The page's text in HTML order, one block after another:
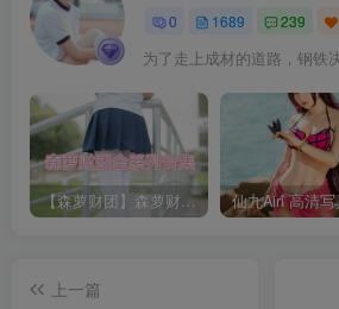
0 1689 239
【森萝财团】森萝财团系列福利原版无水印合集下载[与本站内容同步更新]
上一篇